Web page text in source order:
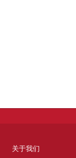
关于我们